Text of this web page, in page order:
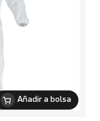
Añadir a bolsa